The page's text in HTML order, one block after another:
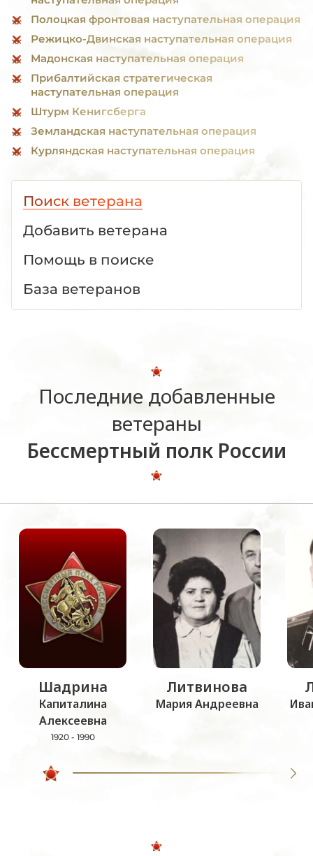
Полоцкая фронтовая наступательная операция
Режицко-Двинская наступательная операция
Мадонская наступательная операция
Прибалтийская стратегическая
наступательная операция
Штурм Кенигсберга
Земландская наступательная операция
Курляндская наступательная операция
Поиск ветерана
Добавить ветерана
Помощь в поиске
База ветеранов
Последние добавленные
ветераны
Бессмертный полк России
Шадрина
Капиталина
Алексеевна
1920 - 1990
Литвинова
Мария Андреевна